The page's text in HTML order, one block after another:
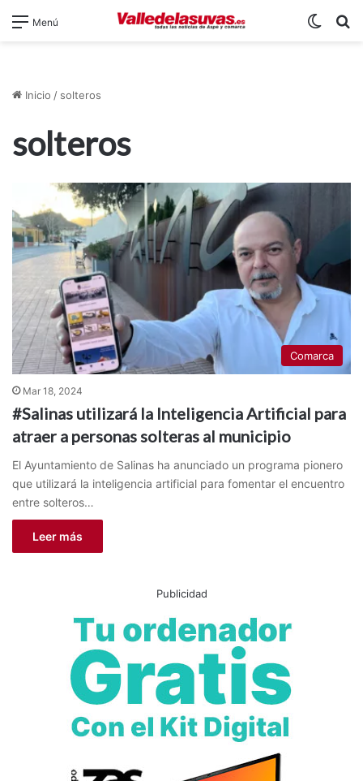
Menú
Inicio / solteros
solteros
Comarca
Mar 18, 2024
#Salinas utilizará la Inteligencia Artificial para
atraer a personas solteras al municipio
El Ayuntamiento de Salinas ha anunciado un programa pionero
que utilizará la inteligencia artificial para fomentar el encuentro
entre solteros…
Leer más
Publicidad